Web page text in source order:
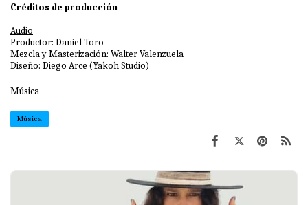
Créditos de producción
Audio
Productor: Daniel Toro
Mezcla y Masterización: Walter Valenzuela
Diseño: Diego Arce (Yakoh Studio)
Música
Música